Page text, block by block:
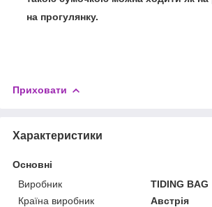
на прогулянку.
Приховати
Характеристики
Основні
Виробник
TIDING BAG
Країна виробник
Австрія